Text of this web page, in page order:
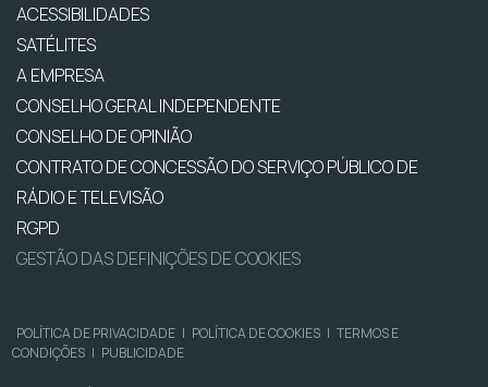
ACESSIBILIDADES
SATÉLITES
A EMPRESA
CONSELHO GERAL INDEPENDENTE
CONSELHO DE OPINIÃO
CONTRATO DE CONCESSÃO DO SERVIÇO PÚBLICO DE
RÁDIO E TELEVISÃO
RGPD
GESTÃO DAS DEFINIÇÕES DE COOKIES
POLÍTICA DE PRIVACIDADE | POLÍTICA DE COOKIES | TERMOS E
CONDIÇÕES | PUBLICIDADE